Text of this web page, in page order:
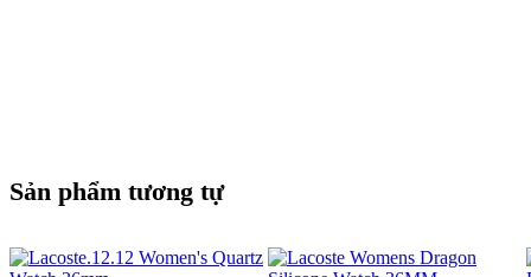
Sản phẩm tương tự